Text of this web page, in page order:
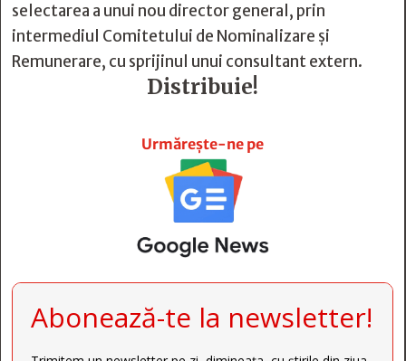
selectarea a unui nou director general, prin
intermediul Comitetului de Nominalizare și
Remunerare, cu sprijinul unui consultant extern.
Distribuie!
Urmărește-ne pe
Abonează-te la newsletter!